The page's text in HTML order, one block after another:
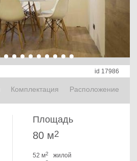
id 17986
Комплектация Расположение
Площадь
80 м2
52 м2
жилой